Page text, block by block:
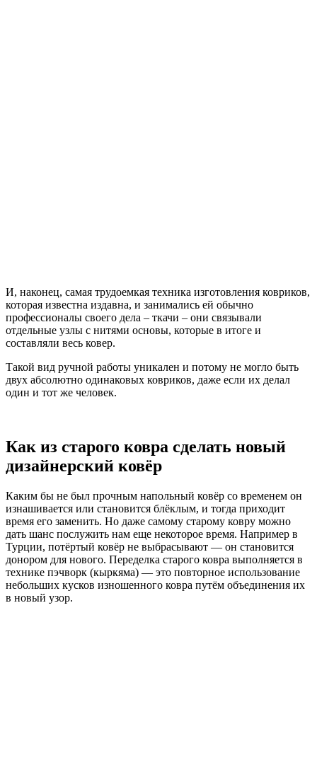
И, наконец, самая трудоемкая техника изготовления ковриков,
которая известна издавна, и занимались ей обычно
профессионалы своего дела – ткачи – они связывали
отдельные узлы с нитями основы, которые в итоге и
составляли весь ковер.
Такой вид ручной работы уникален и потому не могло быть
двух абсолютно одинаковых ковриков, даже если их делал
один и тот же человек.
Как из старого ковра сделать новый
дизайнерский ковёр
Каким бы не был прочным напольный ковёр со временем он
изнашивается или становится блёклым, и тогда приходит
время его заменить. Но даже самому старому ковру можно
дать шанс послужить нам еще некоторое время. Например в
Турции, потёртый ковёр не выбрасывают — он становится
донором для нового. Переделка старого ковра выполняется в
технике пэчворк (кыркяма) — это повторное использование
небольших кусков изношенного ковра путём объединения их
в новый узор.